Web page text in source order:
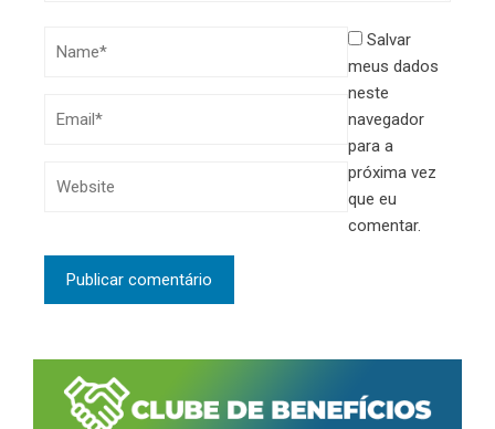
Salvar
meus dados
neste
navegador
para a
próxima vez
que eu
comentar.